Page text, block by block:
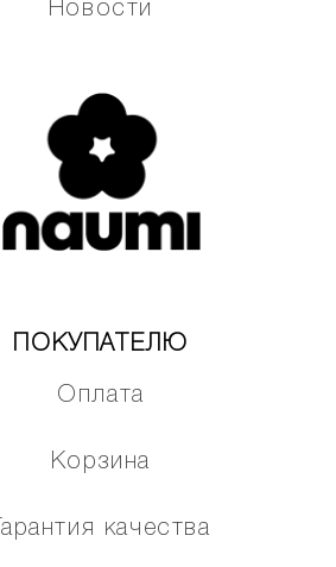
Новости
ПОКУПАТЕЛЮ
Оплата
Корзина
Гарантия качества